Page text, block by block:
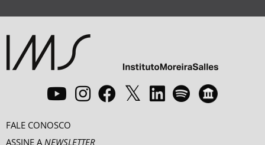
FALE CONOSCO
ASSINE A NEWSLETTER